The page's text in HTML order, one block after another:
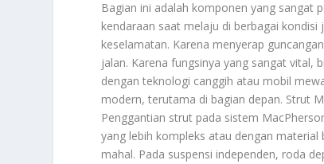
Bagian ini adalah komponen yang sangat
kendaraan saat melaju di berbagai
keselamatan. Karena menyerap
jalan. Karena fungsinya yang sangat vital,
dengan teknologi canggih atau mobil
modern, terutama di bagian depan. Strut
Penggantian strut pada sistem
yang lebih kompleks atau dengan
mahal. Pada suspensi independen, roda